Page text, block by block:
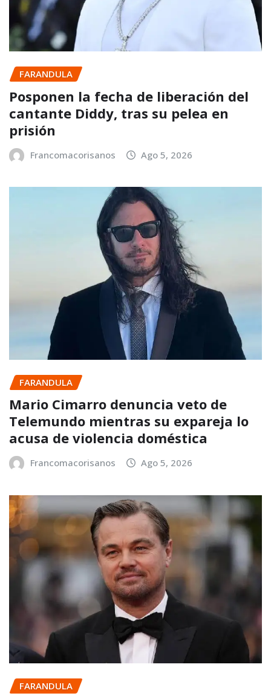
FARANDULA
Posponen la fecha de liberación del
cantante Diddy, tras su pelea en
prisión
Francomacorisanos Ago 5, 2026
FARANDULA
Mario Cimarro denuncia veto de
Telemundo mientras su expareja lo
acusa de violencia doméstica
Francomacorisanos Ago 5, 2026
FARANDULA